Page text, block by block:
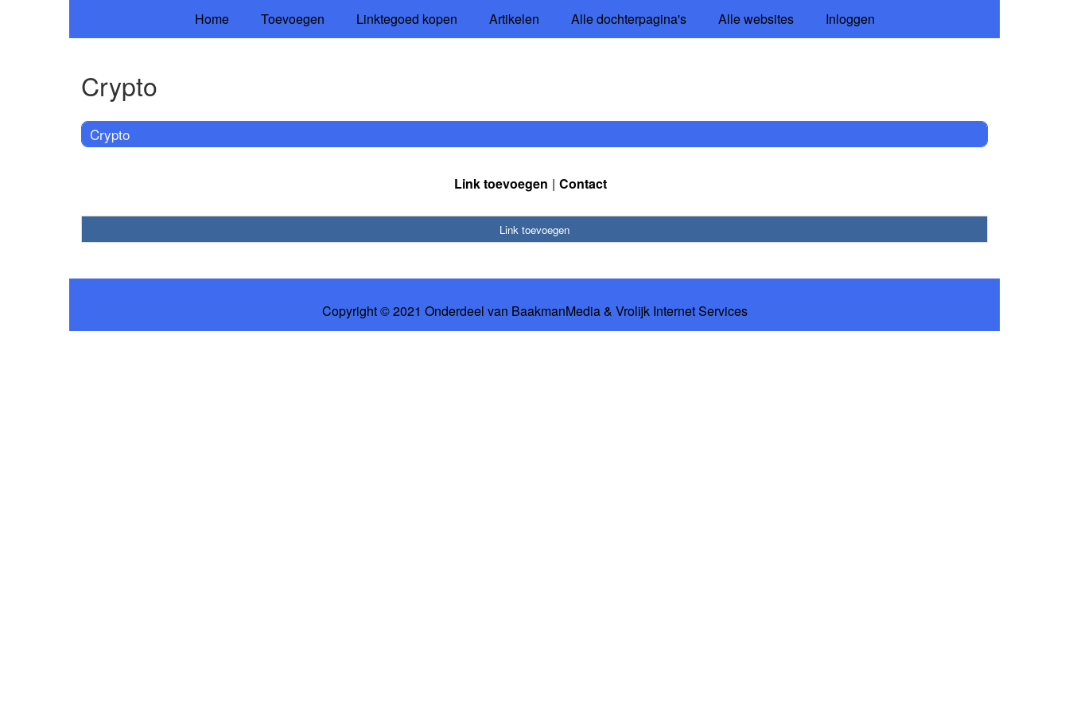
Home Toevoegen Linktegoed kopen Artikelen Alle dochterpagina's Alle websites Inloggen
Crypto
Crypto
Link toevoegen Contact
Link toevoegen
Copyright © 2021 Onderdeel van BaakmanMedia& Vrolijk Internet Services